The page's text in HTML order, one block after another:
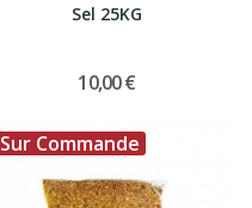
Sel 25KG
10,00 €
Sur Commande